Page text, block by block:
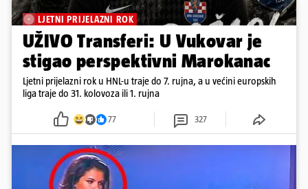
LJETNI PRIJELAZNI ROK
UŽIVO Transferi: U Vukovar je
stigao perspektivni Marokanac
Ljetni prijelazni rok u HNL-u traje do 7. rujna, a u većini europskih
liga traje do 31. kolovoza ili 1. rujna
77 327